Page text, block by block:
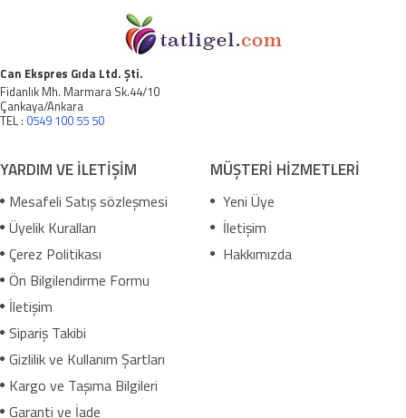
Can Ekspres Gıda Ltd. Şti.
Fidanlık Mh. Marmara Sk.44/10
Çankaya/Ankara
TEL : 0549 100 55 50
YARDIM VE İLETİŞİM
Mesafeli Satış sözleşmesi
Üyelik Kuralları
Çerez Politikası
Ön Bilgilendirme Formu
İletişim
Sipariş Takibi
Gizlilik ve Kullanım Şartları
Kargo ve Taşıma Bilgileri
Garanti ve İade
MÜŞTERİ HİZMETLERİ
Yeni Üye
İletişim
Hakkımızda